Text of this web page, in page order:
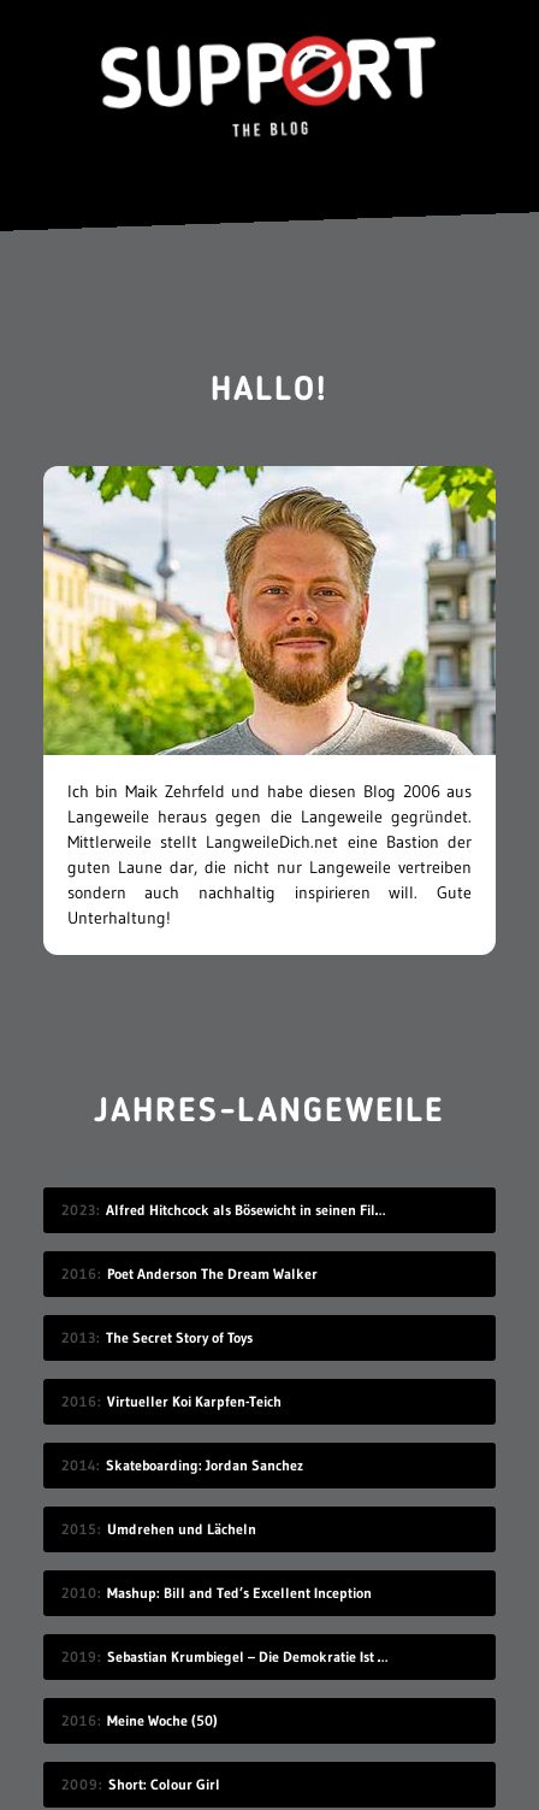
HALLO!
Ich bin Maik Zehrfeld und habe diesen Blog 2006 aus
Langeweile heraus gegen die Langeweile gegründet.
Mittlerweile stellt LangweileDich.net eine Bastion der
guten Laune dar, die nicht nur Langeweile vertreiben
sondern auch nachhaltig inspirieren will. Gute
Unterhaltung!
JAHRES-LANGEWEILE
2023 Alfred Hitchcock als Bösewicht in seinen Filmen
2016 Poet Anderson The Dream Walker
2013 The Secret Story of Toys
2016 Virtueller Koi Karpfen-Teich
2014 Skateboarding: Jordan Sanchez
2015 Umdrehen und Lächeln
2010 Mashup: Bill and Ted’s Excellent Inception
2019 Sebastian Krumbiegel – Die Demokratie Ist Weiblich
2016 Meine Woche (50)
2009 Short: Colour Girl